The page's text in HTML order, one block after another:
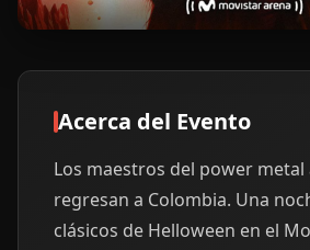
Acerca del Evento
Los maestros del power metal
regresan a Colombia. Una
clásicos de Helloween en el